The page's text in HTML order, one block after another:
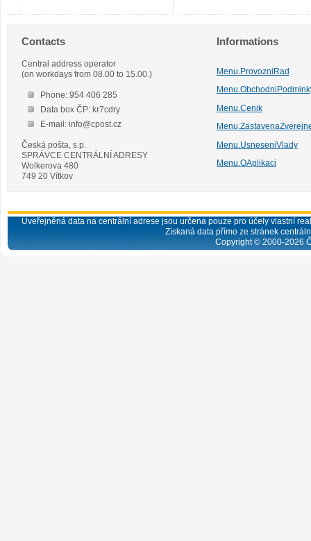
Contacts
Central address operator
(on workdays from 08.00 to 15.00.)
Phone: 954 406 285
Data box ČP: kr7cdry
E-mail: info@cpost.cz
Česká pošta, s.p.
SPRÁVCE CENTRÁLNÍ ADRESY
Wolkerova 480
749 20 Vítkov
Informations
Menu.ProvozniRad
Menu.Cenik
Menu.UsneseniVlady
Menu.OAplikaci
Uveřejněná data na centrální adrese jsou určena pouze pro účely vlastní
Získaná data přímo ze stránek
Copyright © 2000-2026